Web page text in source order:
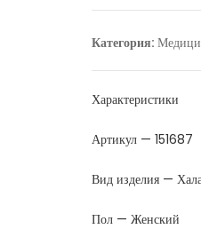
Категория:
Характеристики
Артикул — 151687
Вид изделия —
Пол — Женский